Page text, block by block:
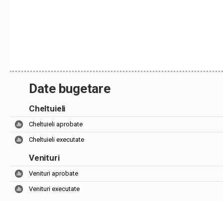
Date bugetare
Cheltuieli
Cheltuieli aprobate
Cheltuieli executate
Venituri
Venituri aprobate
Venituri executate